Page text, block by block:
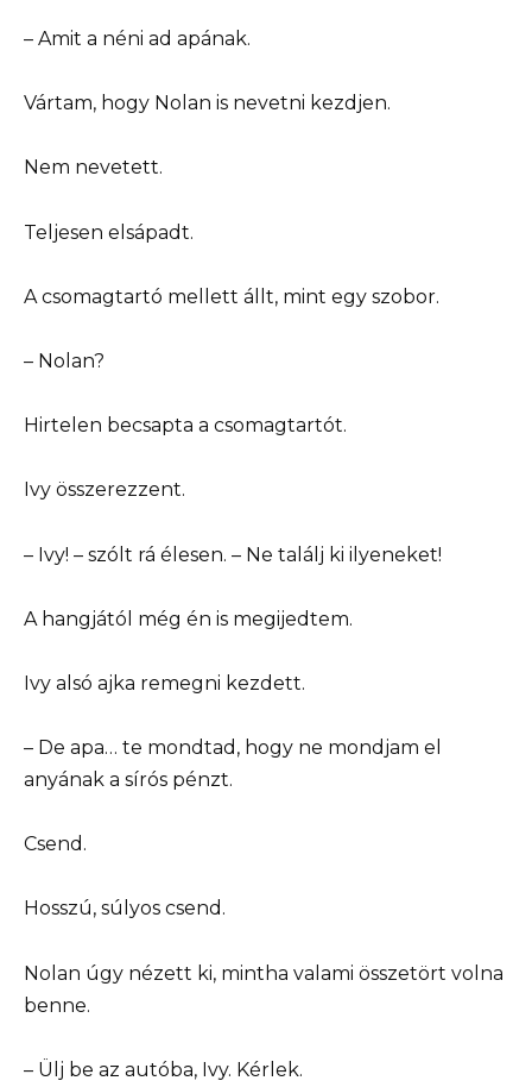
– Amit a néni ad apának.
Vártam, hogy Nolan is nevetni kezdjen.
Nem nevetett.
Teljesen elsápadt.
A csomagtartó mellett állt, mint egy szobor.
– Nolan?
Hirtelen becsapta a csomagtartót.
Ivy összerezzent.
– Ivy! – szólt rá élesen. – Ne találj ki ilyeneket!
A hangjától még én is megijedtem.
Ivy alsó ajka remegni kezdett.
– De apa… te mondtad, hogy ne mondjam el
anyának a sírós pénzt.
Csend.
Hosszú, súlyos csend.
Nolan úgy nézett ki, mintha valami összetört volna
benne.
– Ülj be az autóba, Ivy. Kérlek.